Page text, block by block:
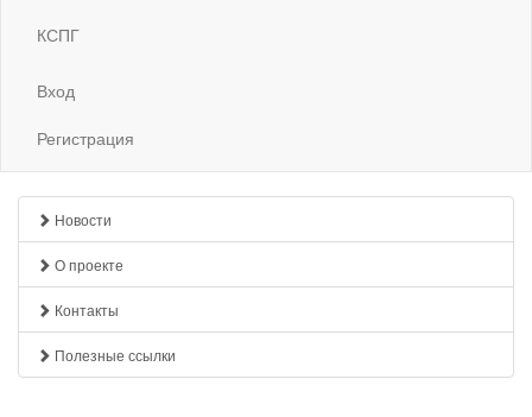
КСПГ
Вход
Регистрация
Новости
О проекте
Контакты
Полезные ссылки